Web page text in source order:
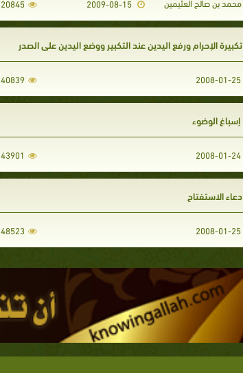
محمد بن صالح العثيمين 20845
تكبيرة الإحرام ورفع اليدين عند التكبير ووضع اليدين على الصدر
2008-01-25
40839
إسباغ الوضوء
2008-01-24
43901
دعاء الاستفتاح
2008-01-25
48523